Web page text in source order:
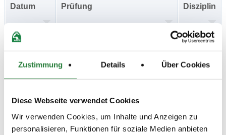
Zustimmung Details Über Cookies
Diese Webseite verwendet Cookies
Wir verwenden Cookies, um Inhalte und Anzeigen zu
personalisieren, Funktionen für soziale Medien anbieten
Datum Prüfung Disziplin
06.05.2023
SPF
Preisgeld
06.05.2023
2. Springpferdeprüfung Kl.A** SPF